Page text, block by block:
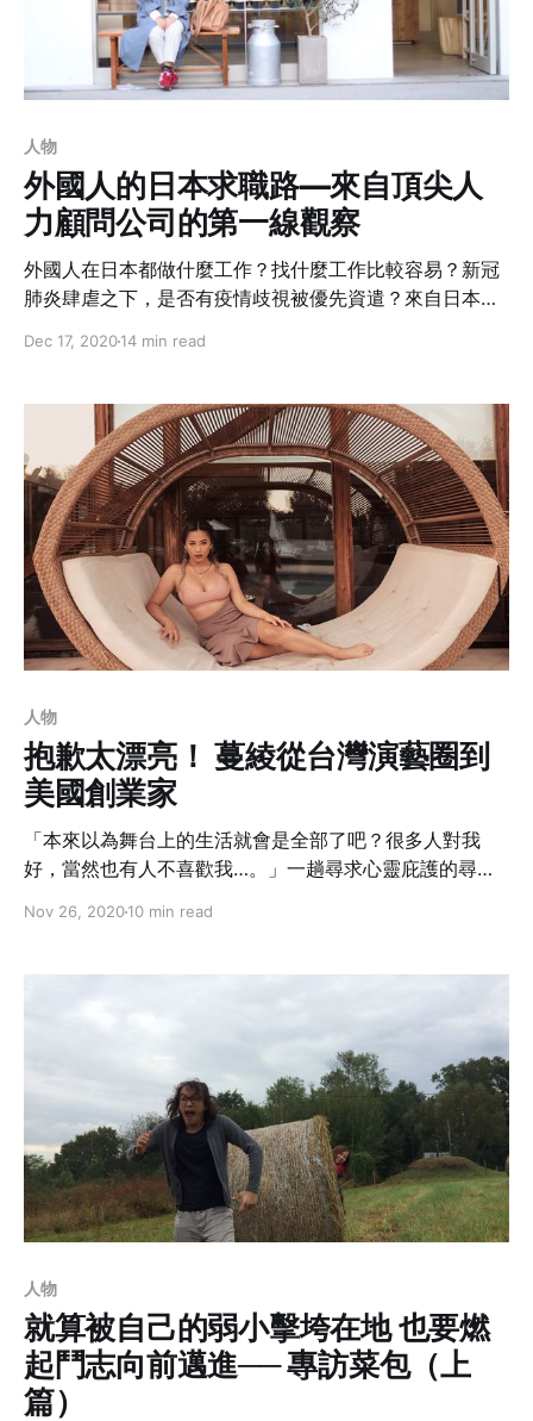
人物
外國人的日本求職路—來自頂尖人
力顧問公司的第一線觀察
外國人在日本都做什麼工作？找什麼工作比較容易？新冠
肺炎肆虐之下，是否有疫情歧視被優先資遣？來自日本
第一線觀察。
Dec 17, 202014 min read
人物
抱歉太漂亮！ 蔓綾從台灣演藝圈到
美國創業家
「本來以為舞台上的生活就會是全部了吧？很多人對我
好，當然也有人不喜歡我…。」一趟尋求心靈庇護的尋親
開啟她的創業之路。沒有女生不愛漂亮，但是這個漂亮該
Nov 26, 202010 min read
人物
就算被自己的弱小擊垮在地 也要燃
起鬥志向前邁進── 專訪菜包（上
篇）